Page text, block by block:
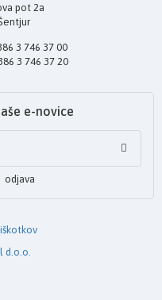
pot 2a
3 746 37 00
3 746 37 20
e-novice
odjava
d.o.o.